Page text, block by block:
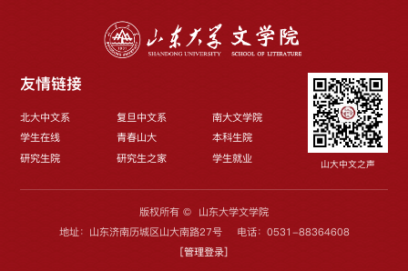
友情链接
北大中文系 复旦中文系
南大文学院
学生在线
青春山大
本科生院
研究生院
研究生之家 学生就业 山大中文之声
版权所有 © 山东大学文学院
地址：山东济南历城区山大南路27号 电话：0531-88364608
[管理登录]